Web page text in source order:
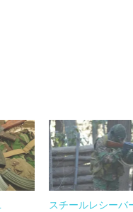
スチールレシーバ